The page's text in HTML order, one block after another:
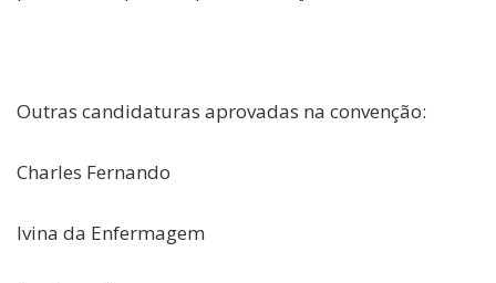
Outras candidaturas aprovadas na convenção:
Charles Fernando
Ivina da Enfermagem